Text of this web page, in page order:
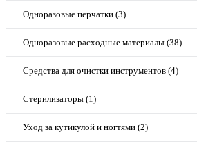
Одноразовые перчатки (3)
Одноразовые расходные материалы (38)
Средства для очистки инструментов (4)
Стерилизаторы (1)
Уход за кутикулой и ногтями (2)